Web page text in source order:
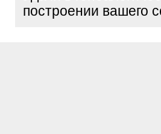
построении вашего